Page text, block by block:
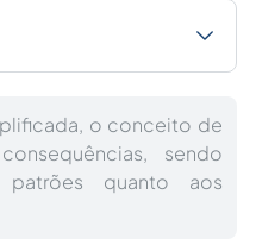
o conceito de
sendo
quanto aos